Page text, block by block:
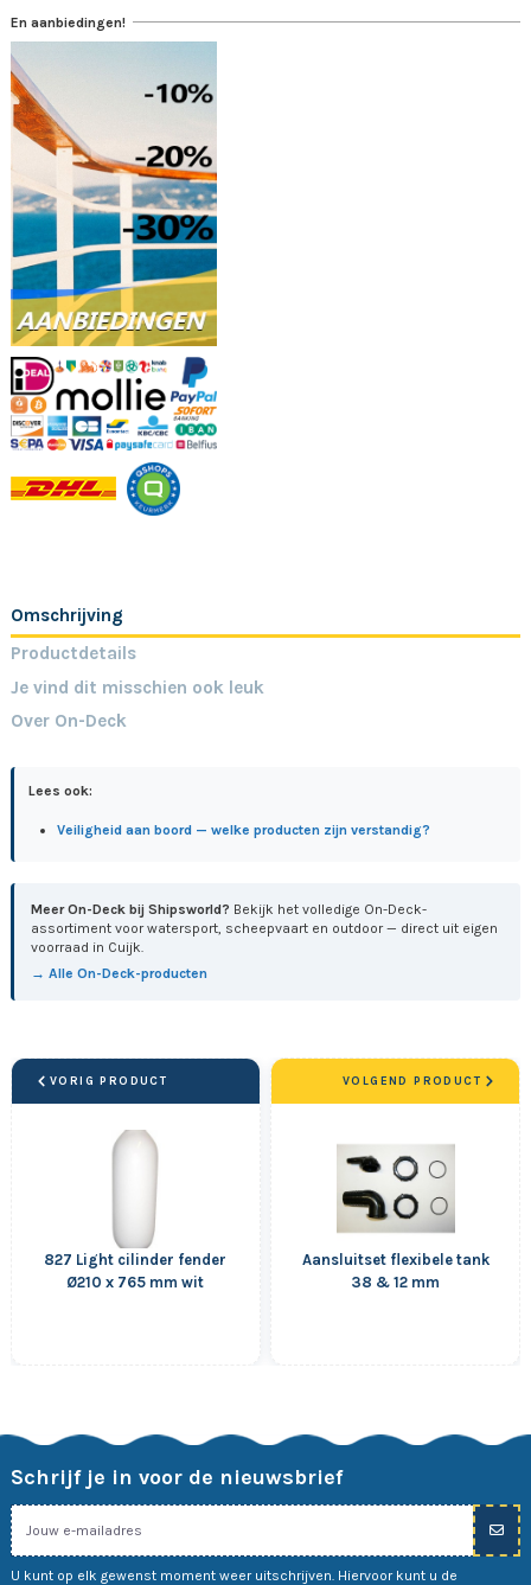
En aanbiedingen!
Omschrijving
Productdetails
Je vind dit misschien ook leuk
Over On-Deck
Lees ook:
Veiligheid aan boord — welke producten zijn verstandig?
Meer On-Deck bij Shipsworld? Bekijk het volledige On-Deck-
assortiment voor watersport, scheepvaart en outdoor — direct uit eigen
voorraad in Cuijk.
→ Alle On-Deck-producten
VORIG PRODUCT
827 Light cilinder fender
Ø210 x 765 mm wit
Aansluitset flexibele tank
38 & 12 mm
VOLGEND PRODUCT
Schrijf je in voor de nieuwsbrief
U kunt op elk gewenst moment weer uitschrijven. Hiervoor kunt u de